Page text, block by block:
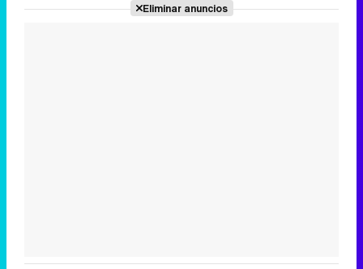
Eliminar anuncios